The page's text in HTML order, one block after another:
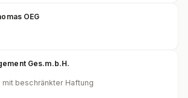
OEG
Ges.m.b.H.
beschränkter Haftung